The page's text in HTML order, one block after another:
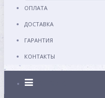
ОПЛАТА
ДОСТАВКА
ГАРАНТИЯ
КОНТАКТЫ
Каталог